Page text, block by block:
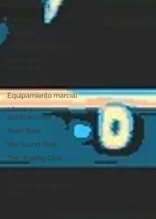
Cultura china
Cuchillos
Equipamiento marcial
Libros y
publicaciones
Kuen Base
Wu Sound Flow
The Wuxing Club
Shuai Jiao